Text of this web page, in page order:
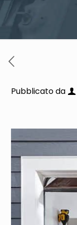
Pubblicato da